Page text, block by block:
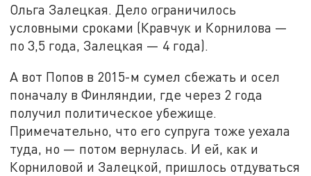
Ольга Залецкая. Дело ограничилось
условными сроками (Кравчук и Корнилова —
по 3,5 года, Залецкая — 4 года).
А вот Попов в 2015-м сумел сбежать и осел
поначалу в Финляндии, где через 2 года
получил политическое убежище.
Примечательно, что его супруга тоже уехала
туда, но — потом вернулась. И ей, как и
Корниловой и Залецкой, пришлось отдуваться